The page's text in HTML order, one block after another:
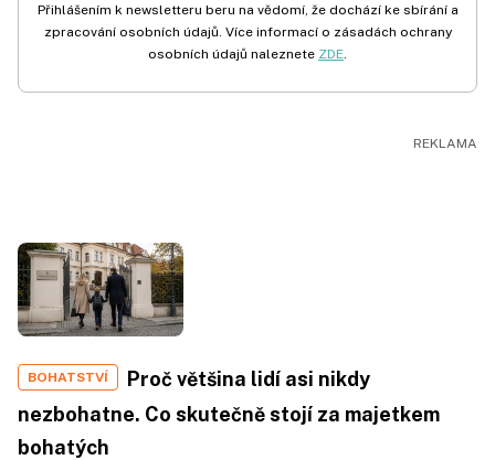
Přihlášením k newsletteru beru na vědomí, že dochází ke sbírání a
zpracování osobních údajů. Více informací o zásadách ochrany
osobních údajů naleznete ZDE.
BOHATSTVÍ
Proč většina lidí asi nikdy
nezbohatne. Co skutečně stojí za majetkem
bohatých